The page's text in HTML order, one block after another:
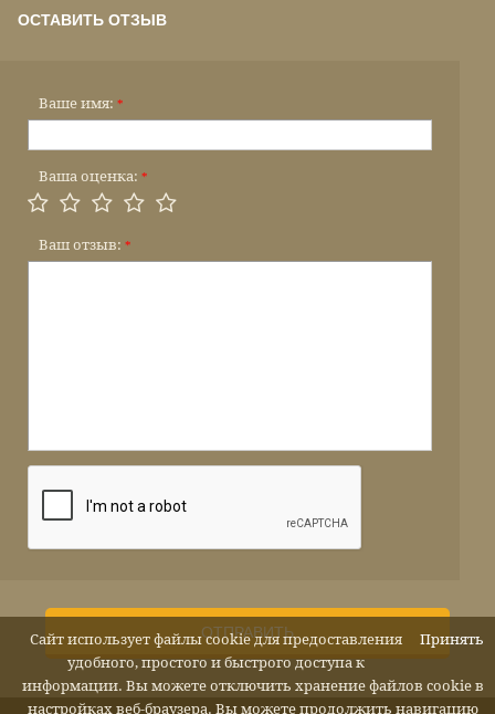
ОСТАВИТЬ ОТЗЫВ
Ваше имя: *
Ваша оценка: *
Ваш отзыв: *
ОТПРАВИТЬ Принять
Сайт использует файлы cookie для предоставления
удобного, простого и быстрого доступа к
информации. Вы можете отключить хранение файлов cookie в
настройках веб-браузера. Вы можете продолжить навигацию